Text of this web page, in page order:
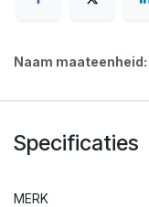
Naam maateenheid:
Specificaties
MERK